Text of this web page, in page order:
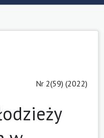
Nr 2(59) (2022)